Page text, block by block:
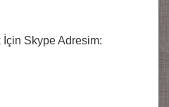
İçin Skype Adresim: